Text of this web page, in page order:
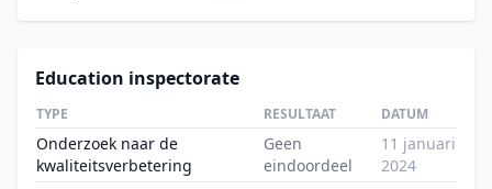
Education inspectorate
TYPE RESULTAAT DATUM
Onderzoek naar de
kwaliteitsverbetering
Geen
eindoordeel
11 januari
2024